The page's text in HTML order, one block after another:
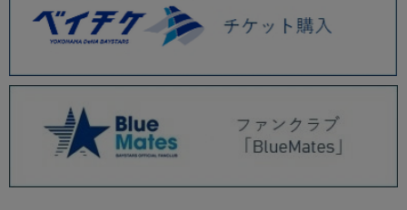
2025.08 (6)
2025.07 (6)
2025.05 (9)
2025.04 (9)
2025.03 (9)